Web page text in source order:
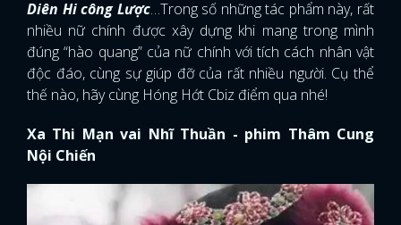
Diên Hi công Lược…Trong số những tác phẩm này, rất
nhiều nữ chính được xây dựng khi mang trong mình
đúng “hào quang” của nữ chính với tích cách nhân vật
độc đáo, cùng sự giúp đỡ của rất nhiều người. Cụ thể
thế nào, hãy cùng Hóng Hớt Cbiz điểm qua nhé!
Xa Thi Mạn vai Nhĩ Thuần - phim Thâm Cung
Nội Chiến